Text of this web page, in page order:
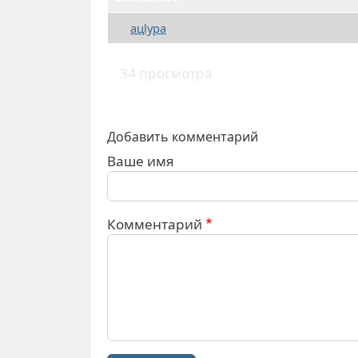
ацlура
34 просмотра
Добавить комментарий
Ваше имя
Комментарий